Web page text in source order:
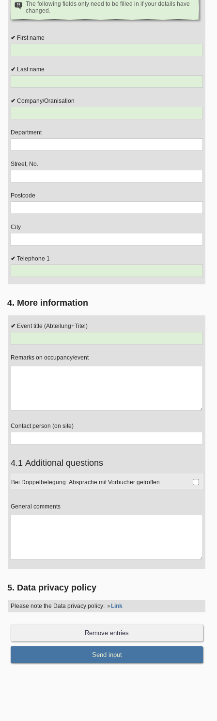
The following fields only need to be filled in if your details have
changed.
First name
Last name
Company/Oranisation
Department
Street, No.
Postcode
City
Telephone 1
4. More information
Event title
Remarks on occupancy/event
Contact person (on site)
4.1 Additional questions
Bei Doppelbelegung: Absprache mit Vorbucher getroffen
General comments
5. Data privacy policy
Please note the Data privacy policy: Link